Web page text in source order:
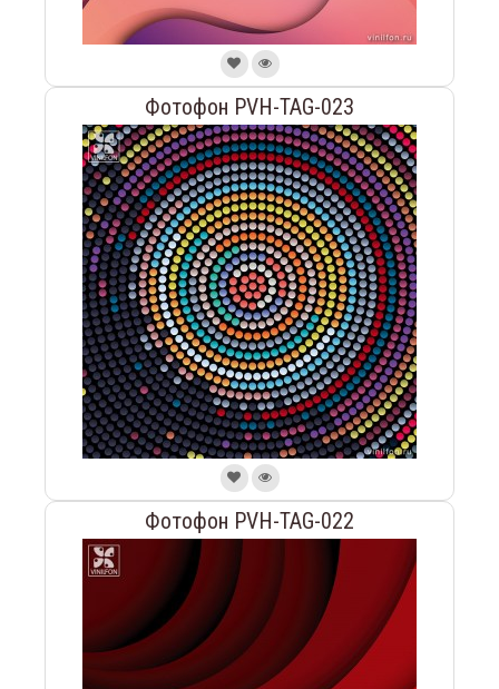
Фотофон PVH-TAG-023
Фотофон PVH-TAG-022